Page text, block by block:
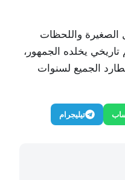
الصغيرة واللحظات
يخلده الجمهور،
الجميع لسنوات
تيليجرام